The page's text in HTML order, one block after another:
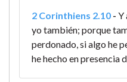
2 Corinthiens 2.10 - Y
yo también; porque
perdonado, si algo he
he hecho en presencia